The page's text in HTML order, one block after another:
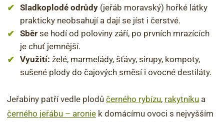
Sladkoplodé odrůdy (jeřáb moravský) hořké látky
prakticky neobsahují a dají se jíst i čerstvé.
Sběr se hodí od poloviny září, po prvních mrazících
je chuť jemnější.
Využití: želé, marmelády, šťávy, sirupy, kompoty,
sušené plody do čajových směsí i ovocné destiláty.
Jeřabiny patří vedle plodů černého rybízu, rakytníku a
černého jeřábu – aronie k domácímu ovoci s nejvyšším